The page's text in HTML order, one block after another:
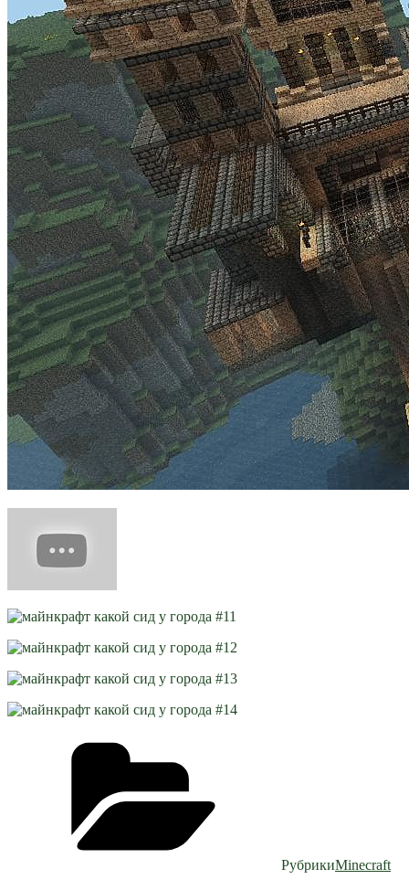
РубрикиMinecraft